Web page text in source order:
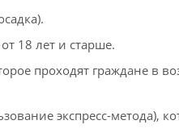
18 лет и старше.
проходят граждане в
экспресс-метода),